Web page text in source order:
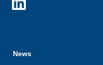
LinkedIn
News